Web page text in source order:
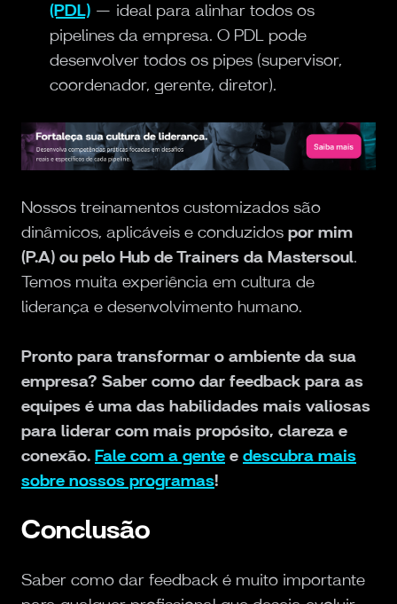
(PDL) — ideal para alinhar todos os
pipelines da empresa. O PDL pode
desenvolver todos os pipes (supervisor,
coordenador, gerente, diretor).
Nossos treinamentos customizados são
dinâmicos, aplicáveis e conduzidos por mim
(P.A) ou pelo Hub de Trainers da Mastersoul.
Temos muita experiência em cultura de
liderança e desenvolvimento humano.
Pronto para transformar o ambiente da sua
empresa? Saber como dar feedback para as
equipes é uma das habilidades mais valiosas
para liderar com mais propósito, clareza e
conexão. Fale com a gente e descubra mais
sobre nossos programas!
Conclusão
Saber como dar feedback é muito importante